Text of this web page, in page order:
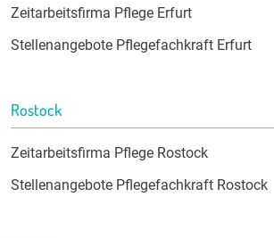
Zeitarbeitsfirma Pflege Erfurt
Stellenangebote Pflegefachkraft Erfurt
Rostock
Zeitarbeitsfirma Pflege Rostock
Stellenangebote Pflegefachkraft Rostock